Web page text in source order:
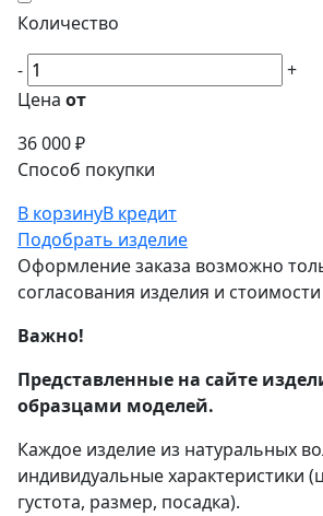
Количество
-
+
Цена от
36 000 ₽
Способ покупки
В корзинуВ кредит
Подобрать изделие
Оформление заказа возможно
согласования изделия и
Важно!
Представленные на сайте
образцами моделей.
Каждое изделие из натуральных
индивидуальные характеристики
густота, размер, посадка).